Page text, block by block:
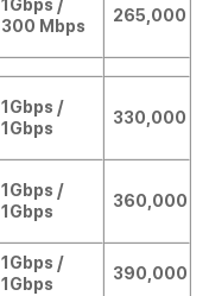
1Gbps /
300 Mbps
265,000
1Gbps /
1Gbps
330,000
1Gbps /
1Gbps
360,000
1Gbps /
1Gbps
390,000